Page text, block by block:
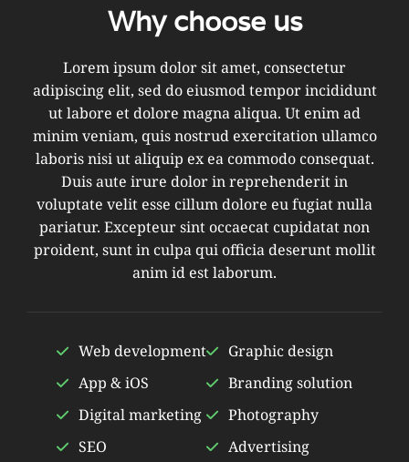
Why choose us
Lorem ipsum dolor sit amet, consectetur
adipiscing elit, sed do eiusmod tempor incididunt
ut labore et dolore magna aliqua. Ut enim ad
minim veniam, quis nostrud exercitation ullamco
laboris nisi ut aliquip ex ea commodo consequat.
Duis aute irure dolor in reprehenderit in
voluptate velit esse cillum dolore eu fugiat nulla
pariatur. Excepteur sint occaecat cupidatat non
proident, sunt in culpa qui officia deserunt mollit
anim id est laborum.
Web development
App & iOS
Digital marketing
SEO
Graphic design
Branding solution
Photography
Advertising